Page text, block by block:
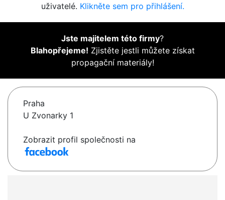
uživatelé. Klikněte sem pro přihlášení.
Jste majitelem této firmy?
Blahopřejeme! Zjistěte jestli můžete získat
propagační materiály!
Praha
U Zvonarky 1
Zobrazit profil společnosti na